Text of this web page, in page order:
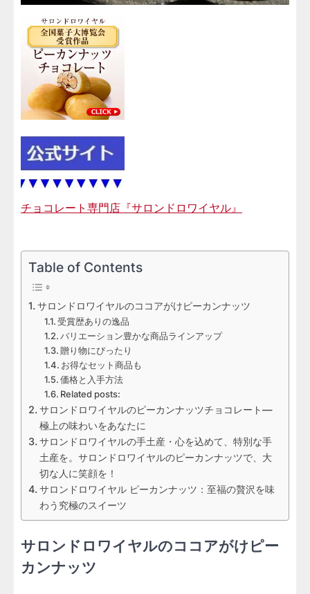
チョコレート専門店『サロンドロワイヤル』
Table of Contents
サロンドロワイヤルのココアがけピーカンナッツ
受賞歴ありの逸品
バリエーション豊かな商品ラインアップ
贈り物にぴったり
お得なセット商品も
価格と入手方法
Related posts:
サロンドロワイヤルのピーカンナッツチョコレート—
極上の味わいをあなたに
サロンドロワイヤルの手土産・心を込めて、特別な手
土産を。サロンドロワイヤルのピーカンナッツで、大
切な人に笑顔を！
サロンドロワイヤル ピーカンナッツ：至福の贅沢を味
わう究極のスイーツ
サロンドロワイヤルのココアがけピー
カンナッツ